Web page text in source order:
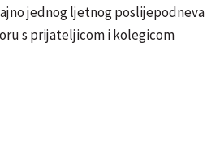
jednog ljetnog poslijepodneva
s prijateljicom i kolegicom